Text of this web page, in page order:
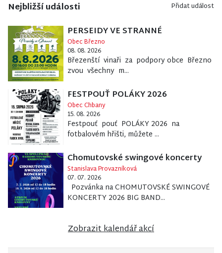
Nejbližší události Přidat událost
PERSEIDY VE STRANNÉ
Obec Březno
08. 08. 2026
Březenští vinaři za podpory obce Březno
zvou všechny m...
FESTPOUŤ POLÁKY 2026
Obec Chbany
15. 08. 2026
Festpouť pouť POLÁKY 2026 na
fotbalovém hřišti, můžete ...
Chomutovské swingové koncerty
Stanislava Provazníková
07. 07. 2026
Pozvánka na CHOMUTOVSKÉ SWINGOVÉ
KONCERTY 2026 BIG BAND...
Zobrazit kalendář akcí